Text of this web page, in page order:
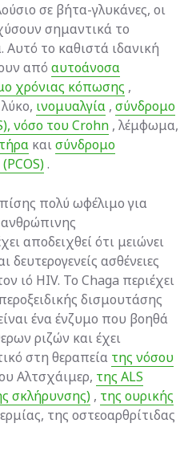
σε βήτα-γλυκάνες, οι
σημαντικά το
το καθιστά ιδανική
από αυτοάνοσα
χρόνιας κόπωσης ,
ινομυαλγία , σύνδρομο
νόσο του Crohn , λέμφωμα,
και σύνδρομο
.
πολύ ωφέλιμο για
αποδειχθεί ότι μειώνει
ασθένειες
ιό HIV. Το Chaga περιέχει
δισμουτάσης
ένα ένζυμο που βοηθά
ριζών και έχει
στη θεραπεία της νόσου
Αλτσχάιμερ, της ALS
σκλήρυνσης) , της ουρικής
της οστεοαρθρίτιδας